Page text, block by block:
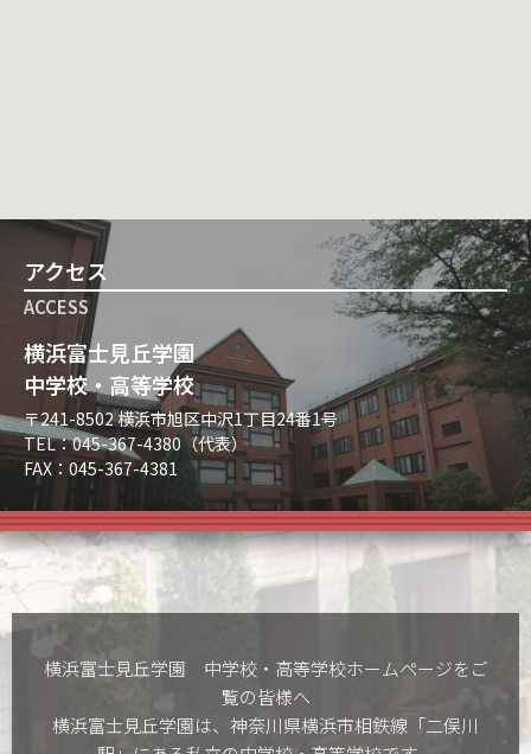
アクセス
ACCESS
横浜富士見丘学園
中学校・高等学校
〒241-8502 横浜市旭区中沢1丁目24番1号
TEL：045-367-4380（代表）
FAX：045-367-4381
横浜富士見丘学園 中学校・高等学校ホームぺージをご
覧の皆様へ
横浜富士見丘学園は、神奈川県横浜市相鉄線「二俣川